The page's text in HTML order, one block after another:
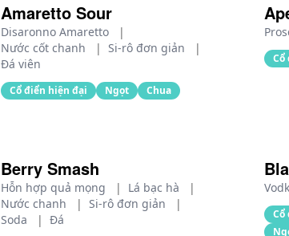
Amaretto Sour
Disaronno Amaretto
|
Nước cốt chanh
| Si-rô đơn giản
|
Đá viên
Cổ điển hiện đại Ngọt Chua
Cổ
Berry Smash
Hỗn hợp quả mọng | Lá bạc hà
|
Nước chanh
| Si-rô đơn giản
|
Soda
| Đá Cổ